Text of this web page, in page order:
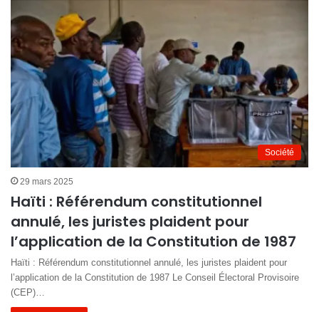
Société
29 mars 2025
Haïti : Référendum constitutionnel
annulé, les juristes plaident pour
l’application de la Constitution de 1987
Haïti : Référendum constitutionnel annulé, les juristes plaident pour
l’application de la Constitution de 1987 Le Conseil Électoral Provisoire
(CEP)…